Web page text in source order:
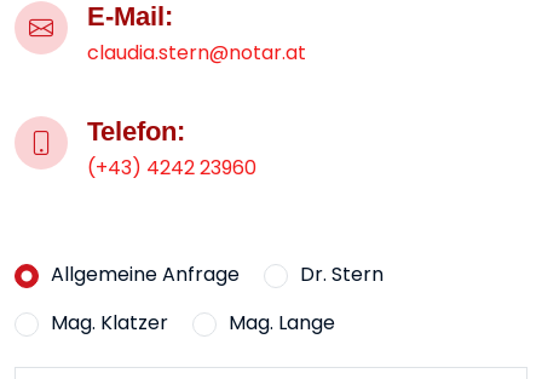
E-Mail:
claudia.stern@notar.at
Telefon:
(+43) 4242 23960
Allgemeine Anfrage
Dr. Stern
Mag. Klatzer
Mag. Lange